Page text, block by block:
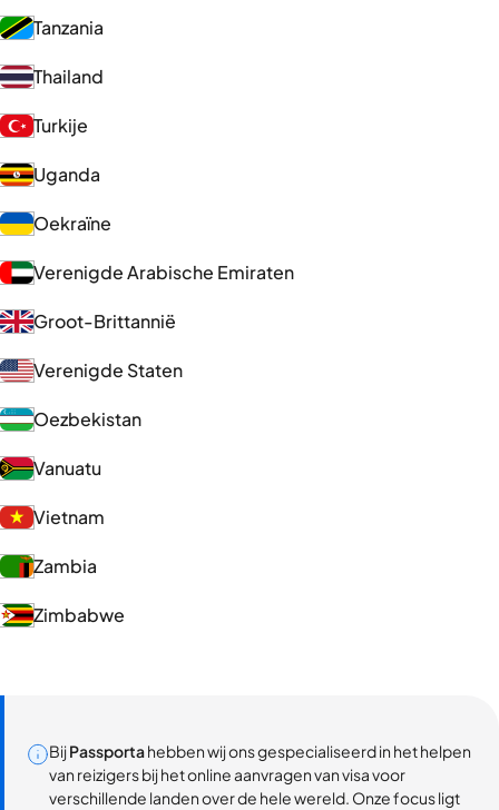
Tanzania
Thailand
Turkije
Uganda
Oekraïne
Verenigde Arabische Emiraten
Groot-Brittannië
Verenigde Staten
Oezbekistan
Vanuatu
Vietnam
Zambia
Zimbabwe
BijPassportahebben wij ons gespecialiseerd in het helpen
van reizigers bij het online aanvragen van visa voor
verschillende landen over de hele wereld. Onze focus ligt